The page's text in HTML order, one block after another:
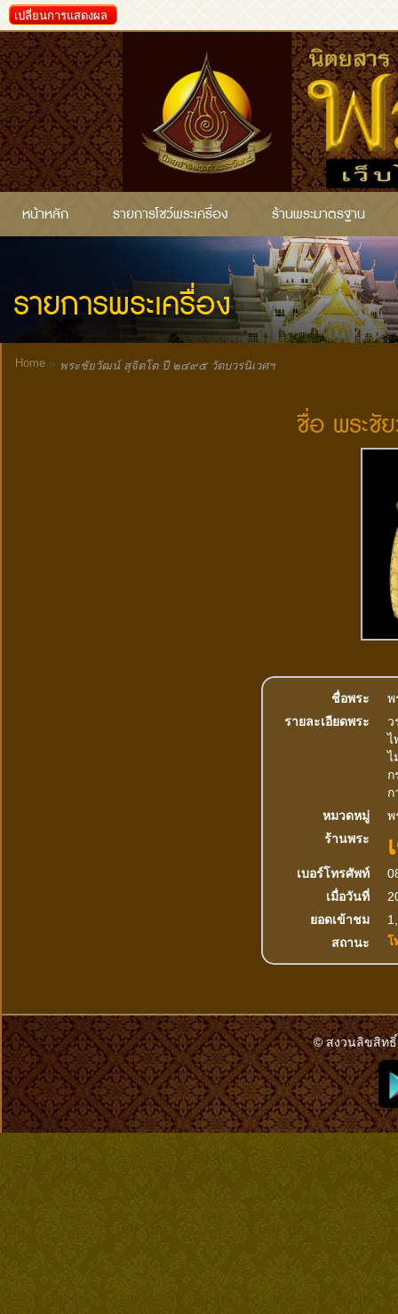
เปลี่ยนการแสดงผล
หน้าหลัก รายการโชว์พระเครื่อง ร้านพระมาตรฐาน
รายการพระเครื่อง
Home » พระชัยวัฒน์ สุจิตโต ปี ๒๔๙๕ วัดบวรนิเวศฯ
ชื่อ พระชั
ชื่อพระ
พ
รายละเอียดพระ
ไ
ไ
ก
ก
หมวดหมู่
พ
ร้านพระ
เบอร์โทรศัพท์
เมื่อวันที่
ยอดเข้าชม
สถานะ
โ
© สงวนลิขสิทธิ์